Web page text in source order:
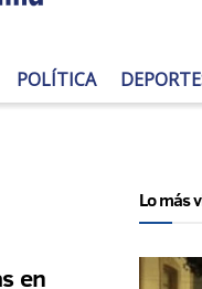
POLÍTICA
en
Lo más